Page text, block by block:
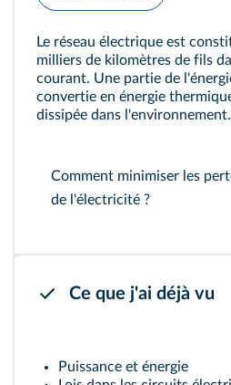
Le réseau électrique est
milliers de kilomètres de fils
courant. Une partie de
convertie en énergie
dissipée dans l'environnement.
Comment minimiser les
de l'électricité ?
Ce que j'ai déjà vu
Puissance et énergie